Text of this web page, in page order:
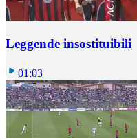
Leggende insostituibili
01:03